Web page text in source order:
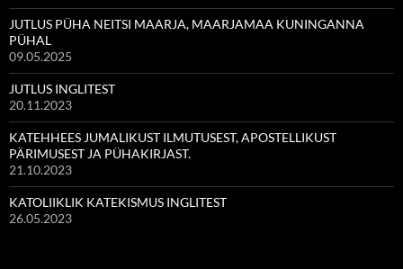
JUTLUS PÜHA NEITSI MAARJA, MAARJAMAA KUNINGANNA
PÜHAL
09.05.2025
JUTLUS INGLITEST
20.11.2023
KATEHHEES JUMALIKUST ILMUTUSEST, APOSTELLIKUST
PÄRIMUSEST JA PÜHAKIRJAST.
21.10.2023
KATOLIIKLIK KATEKISMUS INGLITEST
26.05.2023